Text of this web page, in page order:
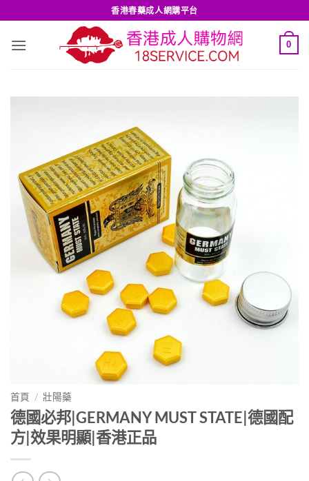
to
content
香港春藥成人網購平台
0
首頁 / 壯陽藥
德國必邦|GERMANY MUST STATE|德國配
方|效果明顯|香港正品